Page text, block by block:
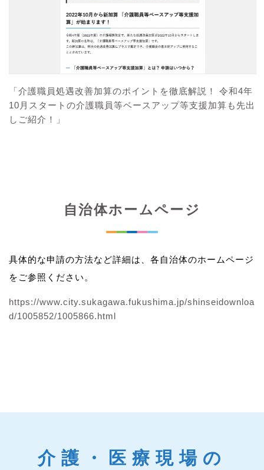
「介護職員処遇改善加算のポイントを徹底解説！ 令和4年
10月スタートの介護職員等ベースアップ等支援加算も先出
しご紹介！」
自治体ホームページ
具体的な申請の方法など詳細は、各自治体のホームページ
をご参照ください。
https://www.city.sukagawa.fukushima.jp/shinseidownloa
d/1005852/1005866.html
介護・医療現場の